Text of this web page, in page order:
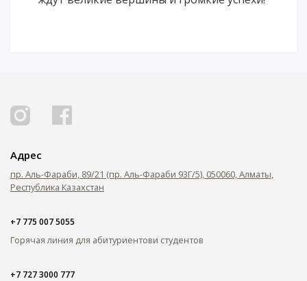
Адрес
пр. Аль-Фараби, 89/21 (пр. Аль-Фараби 93Г/5), 050060, Алматы,
Республика Казахстан
+7 775 007 5055
Горячая линия для абитуриентови студентов
+7 727 3000 777